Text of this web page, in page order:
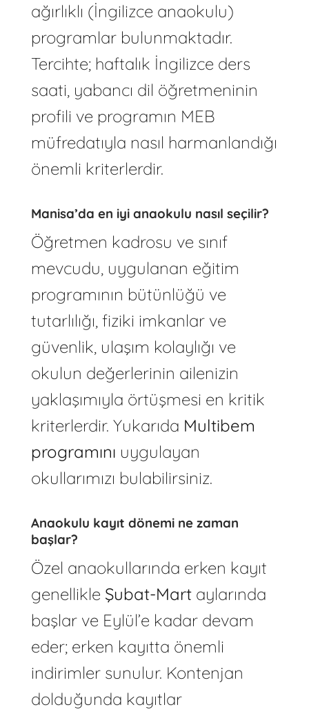
ağırlıklı (İngilizce anaokulu)
programlar bulunmaktadır.
Tercihte; haftalık İngilizce ders
saati, yabancı dil öğretmeninin
profili ve programın MEB
müfredatıyla nasıl harmanlandığı
önemli kriterlerdir.
Manisa’da en iyi anaokulu nasıl seçilir?
Öğretmen kadrosu ve sınıf
mevcudu, uygulanan eğitim
programının bütünlüğü ve
tutarlılığı, fiziki imkanlar ve
güvenlik, ulaşım kolaylığı ve
okulun değerlerinin ailenizin
yaklaşımıyla örtüşmesi en kritik
kriterlerdir. Yukarıda Multibem
programını uygulayan
okullarımızı bulabilirsiniz.
Anaokulu kayıt dönemi ne zaman
başlar?
Özel anaokullarında erken kayıt
genellikle Şubat-Martaylarında
başlar ve Eylül’e kadar devam
eder; erken kayıtta önemli
indirimler sunulur. Kontenjan
dolduğunda kayıtlar